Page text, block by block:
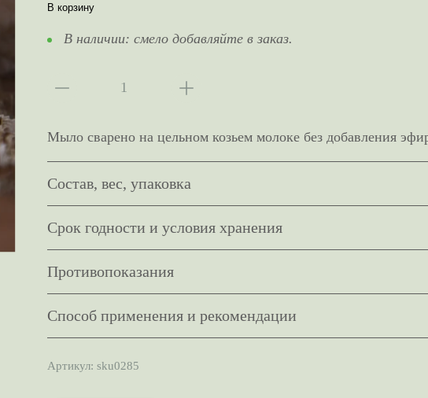
В корзину
В наличии: смело добавляйте в заказ.
Мыло сварено на цельном козьем молоке без добавления
Состав, вес, упаковка
Срок годности и условия хранения
Противопоказания
Способ применения и рекомендации
Артикул: sku0285